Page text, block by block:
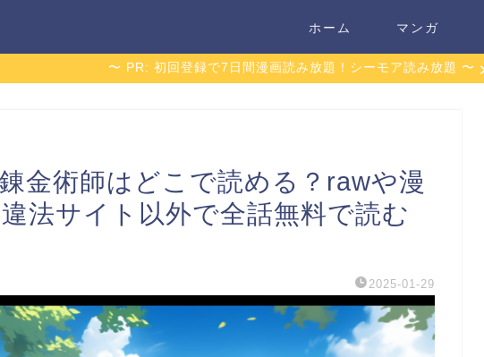
ホーム マンガ
〜 PR: 初回登録で7日間漫画読み放題！シーモア読み放題 〜
金術師はどこで読める？rawや漫
法サイト以外で全話無料で読む
2025-01-29